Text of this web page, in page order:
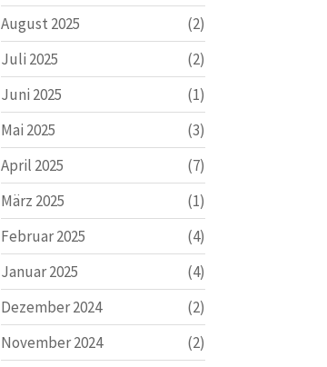
August 2025
(2)
Juli 2025
(2)
Juni 2025
(1)
Mai 2025
(3)
April 2025
(7)
März 2025
(1)
Februar 2025
(4)
Januar 2025
(4)
Dezember 2024
(2)
November 2024
(2)